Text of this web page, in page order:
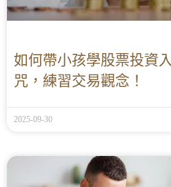
如何帶小孩學股票投資
咒，練習交易觀念！
2025-09-30